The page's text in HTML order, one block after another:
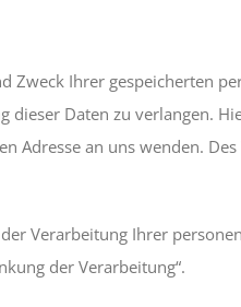
Zweck Ihrer gespeicherten
Daten zu verlangen.
Adresse an uns wenden.
Verarbeitung Ihrer
der Verarbeitung“.